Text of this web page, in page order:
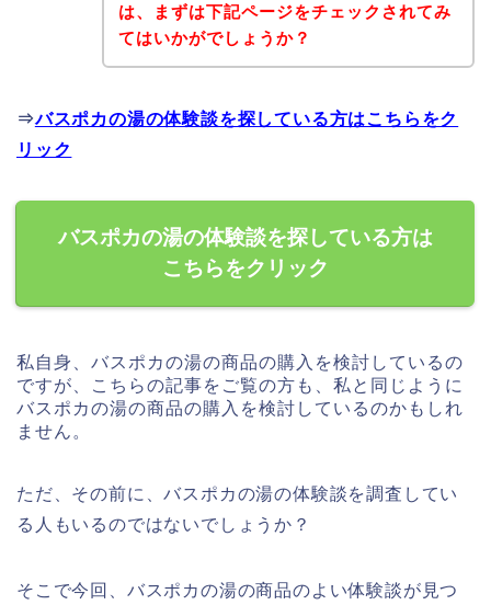
は、まずは下記ページをチェックされてみ
てはいかがでしょうか？
⇒バスポカの湯の体験談を探している方はこちらをク
リック
バスポカの湯の体験談を探している方は
こちらをクリック
私自身、バスポカの湯の商品の購入を検討しているの
ですが、こちらの記事をご覧の方も、私と同じように
バスポカの湯の商品の購入を検討しているのかもしれ
ません。
ただ、その前に、バスポカの湯の体験談を調査してい
る人もいるのではないでしょうか？
そこで今回、バスポカの湯の商品のよい体験談が見つ